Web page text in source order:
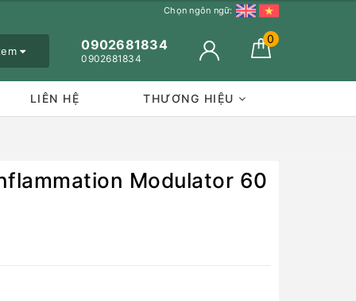
Chọn ngôn ngữ:
0902681834
0902681834
0
LIÊN HỆ THƯƠNG HIỆU
Modulator 60